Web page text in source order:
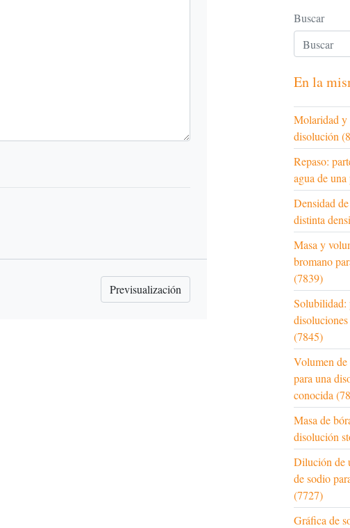
Buscar
En la
Molaridad y
disolución
Repaso:
agua de
Densidad
distinta
Masa y
bromano
(7839)
Solubilidad:
disoluciones
(7845)
Volumen de
para una
conocida
Masa de
disolución
Dilución de
de sodio
(7727)
Gráfica de